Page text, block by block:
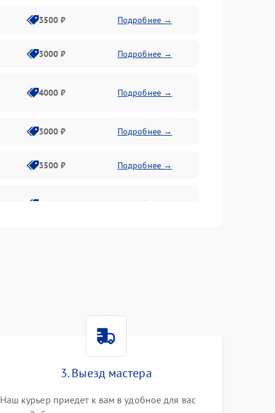
3500 ₽ Подробнее →
3000 ₽ Подробнее →
4000 ₽ Подробнее →
3000 ₽ Подробнее →
3500 ₽ Подробнее →
2800 ₽ Подробнее →
3. Выезд мастера
Наш курьер приедет к вам в удобное для вас